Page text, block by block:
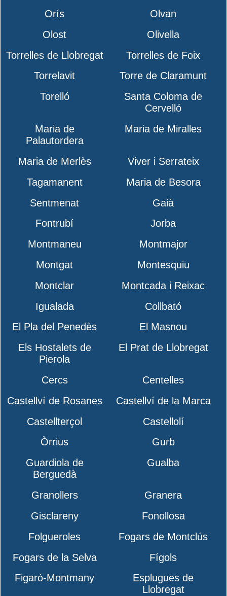
Orís
Olvan
Olost
Olivella
Torrelles de Llobregat
Torrelles de Foix
Torrelavit
Torre de Claramunt
Torelló
Santa Coloma de
Cervelló
Maria de
Palautordera
Maria de Miralles
Maria de Merlès
Viver i Serrateix
Tagamanent
Maria de Besora
Sentmenat
Gaià
Fontrubí
Jorba
Montmaneu
Montmajor
Montgat
Montesquiu
Montclar
Montcada i Reixac
Igualada
Collbató
El Pla del Penedès
El Masnou
Els Hostalets de
Pierola
El Prat de Llobregat
Cercs
Centelles
Castellví de Rosanes
Castellví de la Marca
Castellterçol
Castellolí
Òrrius
Gurb
Guardiola de
Berguedà
Gualba
Granollers
Granera
Gisclareny
Fonollosa
Folgueroles
Fogars de Montclús
Fogars de la Selva
Fígols
Figaró-Montmany
Esplugues de
Llobregat